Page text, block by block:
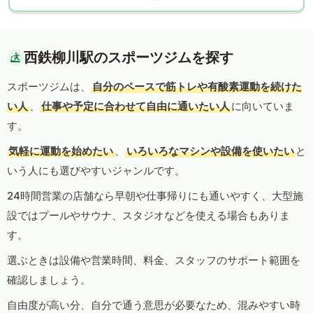
西鉄柳川駅のスポーツジムを探す
スポーツジムは、
自分のペースで筋トレや有酸素運動を続けた
い人 、 仕事や予定に合わせて自由に通いたい人に向いていま
す。
気軽に運動を始めたい 、 いろいろなマシンや設備を使いたい と
いう人にも選びやすいジャンルです。
24時間営業の店舗なら早朝や仕事帰りにも通いやすく、大型施
設ではプールやサウナ、スタジオなどを使える場合もありま
す。
選ぶときは設備や営業時間、料金、スタッフのサポート範囲を
確認しましょう。
自由度が高い分、自分で通う意思が必要なため、混みやすい時